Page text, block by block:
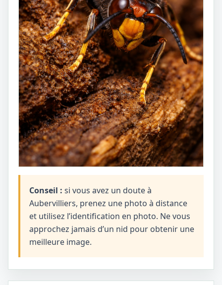
Conseil : si vous avez un doute à
Aubervilliers, prenez une photo à distance
et utilisez l’identification en photo. Ne vous
approchez jamais d’un nid pour obtenir une
meilleure image.